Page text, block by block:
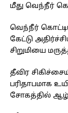
மீது வெந்நீர்
வெந்நீர்
கேட்டு
சிறுமியை
தீவிர
பரிதாபமாக
சோகத்தில்